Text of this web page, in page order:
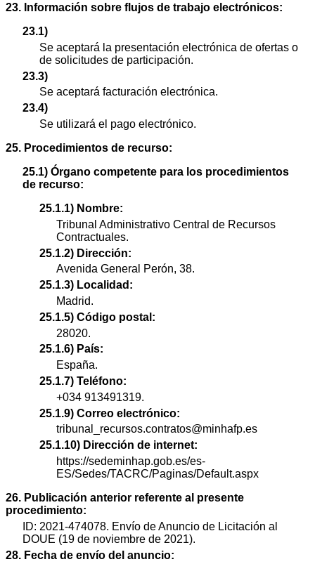
23. Información sobre flujos de trabajo electrónicos:
23.1)
Se aceptará la presentación electrónica de ofertas o
de solicitudes de participación.
23.3)
Se aceptará facturación electrónica.
23.4)
Se utilizará el pago electrónico.
25. Procedimientos de recurso:
25.1) Órgano competente para los procedimientos
de recurso:
25.1.1) Nombre:
Tribunal Administrativo Central de Recursos
Contractuales.
25.1.2) Dirección:
Avenida General Perón, 38.
25.1.3) Localidad:
Madrid.
25.1.5) Código postal:
28020.
25.1.6) País:
España.
25.1.7) Teléfono:
+034 913491319.
25.1.9) Correo electrónico:
tribunal_recursos.contratos@minhafp.es
25.1.10) Dirección de internet:
https://sedeminhap.gob.es/es-
ES/Sedes/TACRC/Paginas/Default.aspx
26. Publicación anterior referente al presente
procedimiento:
ID: 2021-474078. Envío de Anuncio de Licitación al
DOUE (19 de noviembre de 2021).
28. Fecha de envío del anuncio: